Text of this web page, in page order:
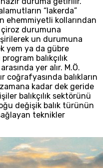
“lakerda”
ehemmiyetli kollarından
durumuna
un durumuna
yem ya da gübre
balıkçılık
yer alır. M.Ö.
coğrafyasında balıkların
kadar dek geride
balıkçılık sektörünü
değişik balık türünün
teknikler